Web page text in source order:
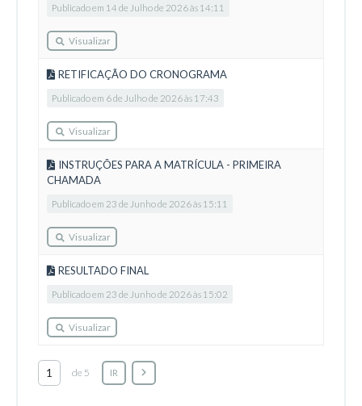
Publicado em 14 de Julho de 2026 às 14:11
Visualizar
RETIFICAÇÃO DO CRONOGRAMA
Publicado em 6 de Julho de 2026 às 17:43
Visualizar
INSTRUÇÕES PARA A MATRÍCULA - PRIMEIRA
CHAMADA
Publicado em 23 de Junho de 2026 às 15:11
Visualizar
RESULTADO FINAL
Publicado em 23 de Junho de 2026 às 15:02
Visualizar
de 5 IR